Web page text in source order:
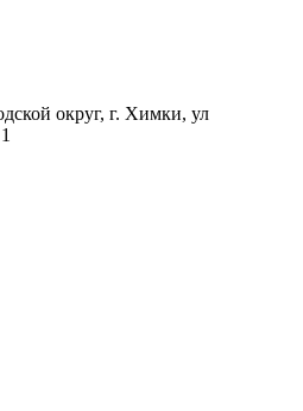
округ, г. Химки, ул